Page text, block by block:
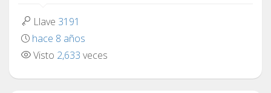
Llave 3191
hace 8 años
Visto 2,633 veces